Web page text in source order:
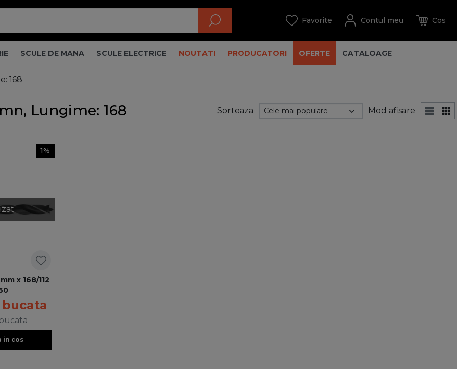
SCULE DE MANA SCULE ELECTRICE NOUTATI PRODUCATORI OFERTE CATALOAGE
168
Lungime: 168 Sorteaza Mod afisare
1%
x 168/112
in cos